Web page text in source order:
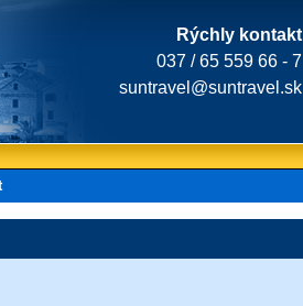
Rýchly kontakt
037 / 65 559 66 - 7
suntravel@suntravel.sk